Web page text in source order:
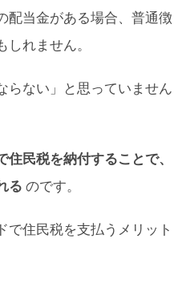
配当金がある場合、普通徴
れません。
らない」と思っていません
民税を納付することで、
る のです。
で住民税を支払うメリット